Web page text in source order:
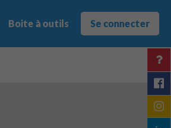
Boite à outils Se connecter